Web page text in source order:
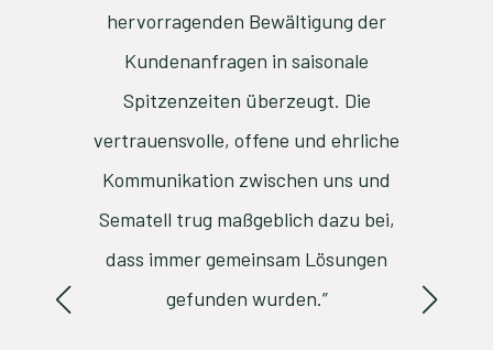
hervorragenden Bewältigung der
Kundenanfragen in saisonale
Spitzenzeiten überzeugt. Die
vertrauensvolle, offene und ehrliche
Kommunikation zwischen uns und
Sematell trug maßgeblich dazu bei,
dass immer gemeinsam Lösungen
gefunden wurden.”